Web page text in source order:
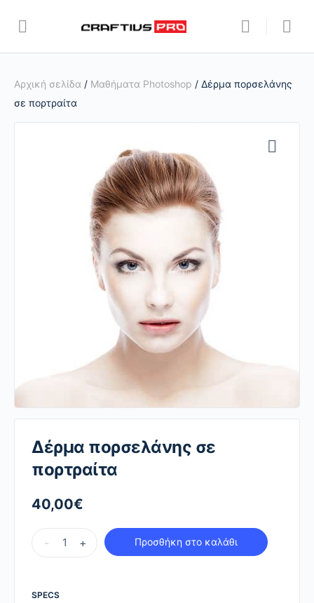
Αρχική σελίδα / Μαθήματα Photoshop / Δέρμα πορσελάνης
σε πορτραίτα
Δέρμα πορσελάνης σε
πορτραίτα
40,00€
Δέρμα
πορσελάνης
πορτραίτα
- + Προσθήκη στο καλάθι
SPECS